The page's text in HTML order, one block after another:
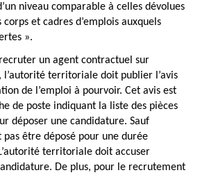
niveau comparable à celles dévolues
et cadres d’emplois auxquels
».
un agent contractuel sur
territoriale doit publier l’avis
de l’emploi à pourvoir. Cet avis est
de poste indiquant la liste des pièces
déposer une candidature. Sauf
pas être déposé pour une durée
territoriale doit accuser
De plus, pour le recrutement